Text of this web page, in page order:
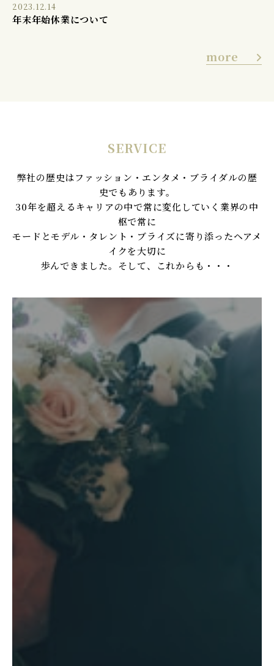
2023.12.14
年末年始休業について
more
SERVICE
弊社の歴史はファッション・エンタメ・ブライダルの歴
史でもあります。
30年を超えるキャリアの中で常に変化していく業界の中
枢で常に
モードとモデル・タレント・ブライズに寄り添ったヘアメ
イクを大切に
歩んできました。そして、これからも・・・